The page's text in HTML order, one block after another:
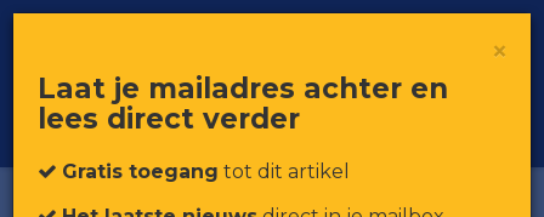
Voor professionals in retail & brands
Toggle
×
Laat je mailadres achter en
lees direct verder
Gratis toegang tot dit artikel